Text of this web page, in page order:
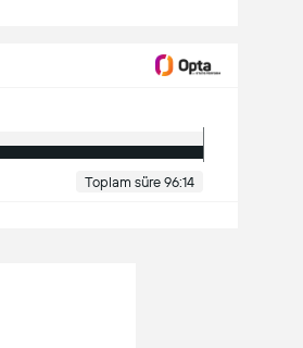
Toplam süre 96:14